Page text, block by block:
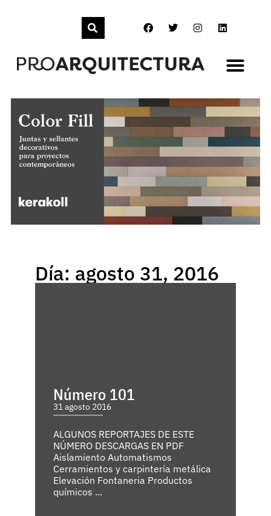
Día: agosto 31, 2016
Número 101
31 agosto 2016
ALGUNOS REPORTAJES DE ESTE
NÚMERO DESCARGAS EN PDF
Aislamiento Automatismos
Cerramientos y carpintería metálica
Elevación Fontaneria Productos
químicos ...